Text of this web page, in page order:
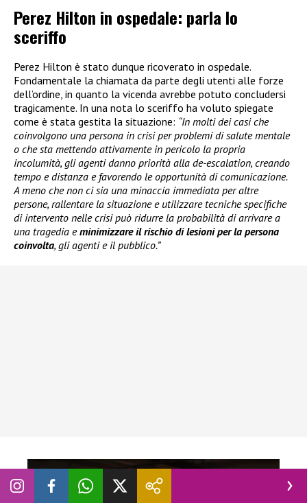
Perez Hilton in ospedale: parla lo
sceriffo
Perez Hilton è stato dunque ricoverato in ospedale.
Fondamentale la chiamata da parte degli utenti alle forze
dell’ordine, in quanto la vicenda avrebbe potuto concludersi
tragicamente. In una nota lo sceriffo ha voluto spiegate
come è stata gestita la situazione: “In molti dei casi che
coinvolgono una persona in crisi per problemi di salute mentale
o che sta mettendo attivamente in pericolo la propria
incolumità, gli agenti danno priorità alla de-escalation, creando
tempo e distanza e favorendo le opportunità di comunicazione.
A meno che non ci sia una minaccia immediata per altre
persone, rallentare la situazione e utilizzare tecniche specifiche
di intervento nelle crisi può ridurre la probabilità di arrivare a
una tragedia eminimizzare il rischio di lesioni per la persona
coinvolta, gli agenti e il pubblico.”